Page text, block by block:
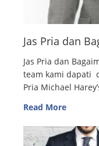
Jas Pria dan
Jas Pria dan
team kami dapati
Pria Michael
Read More